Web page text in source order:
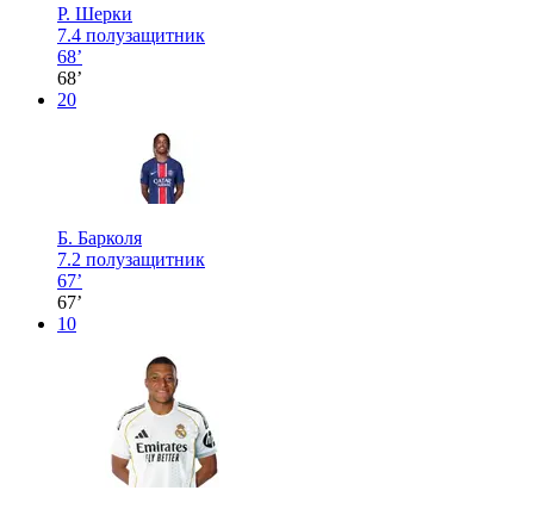
Р. Шерки
7.4 полузащитник
68’
68’
20
Б. Барколя
7.2 полузащитник
67’
67’
10